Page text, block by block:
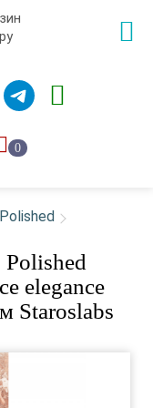
0
Polished
Polished
elegance
Staroslabs